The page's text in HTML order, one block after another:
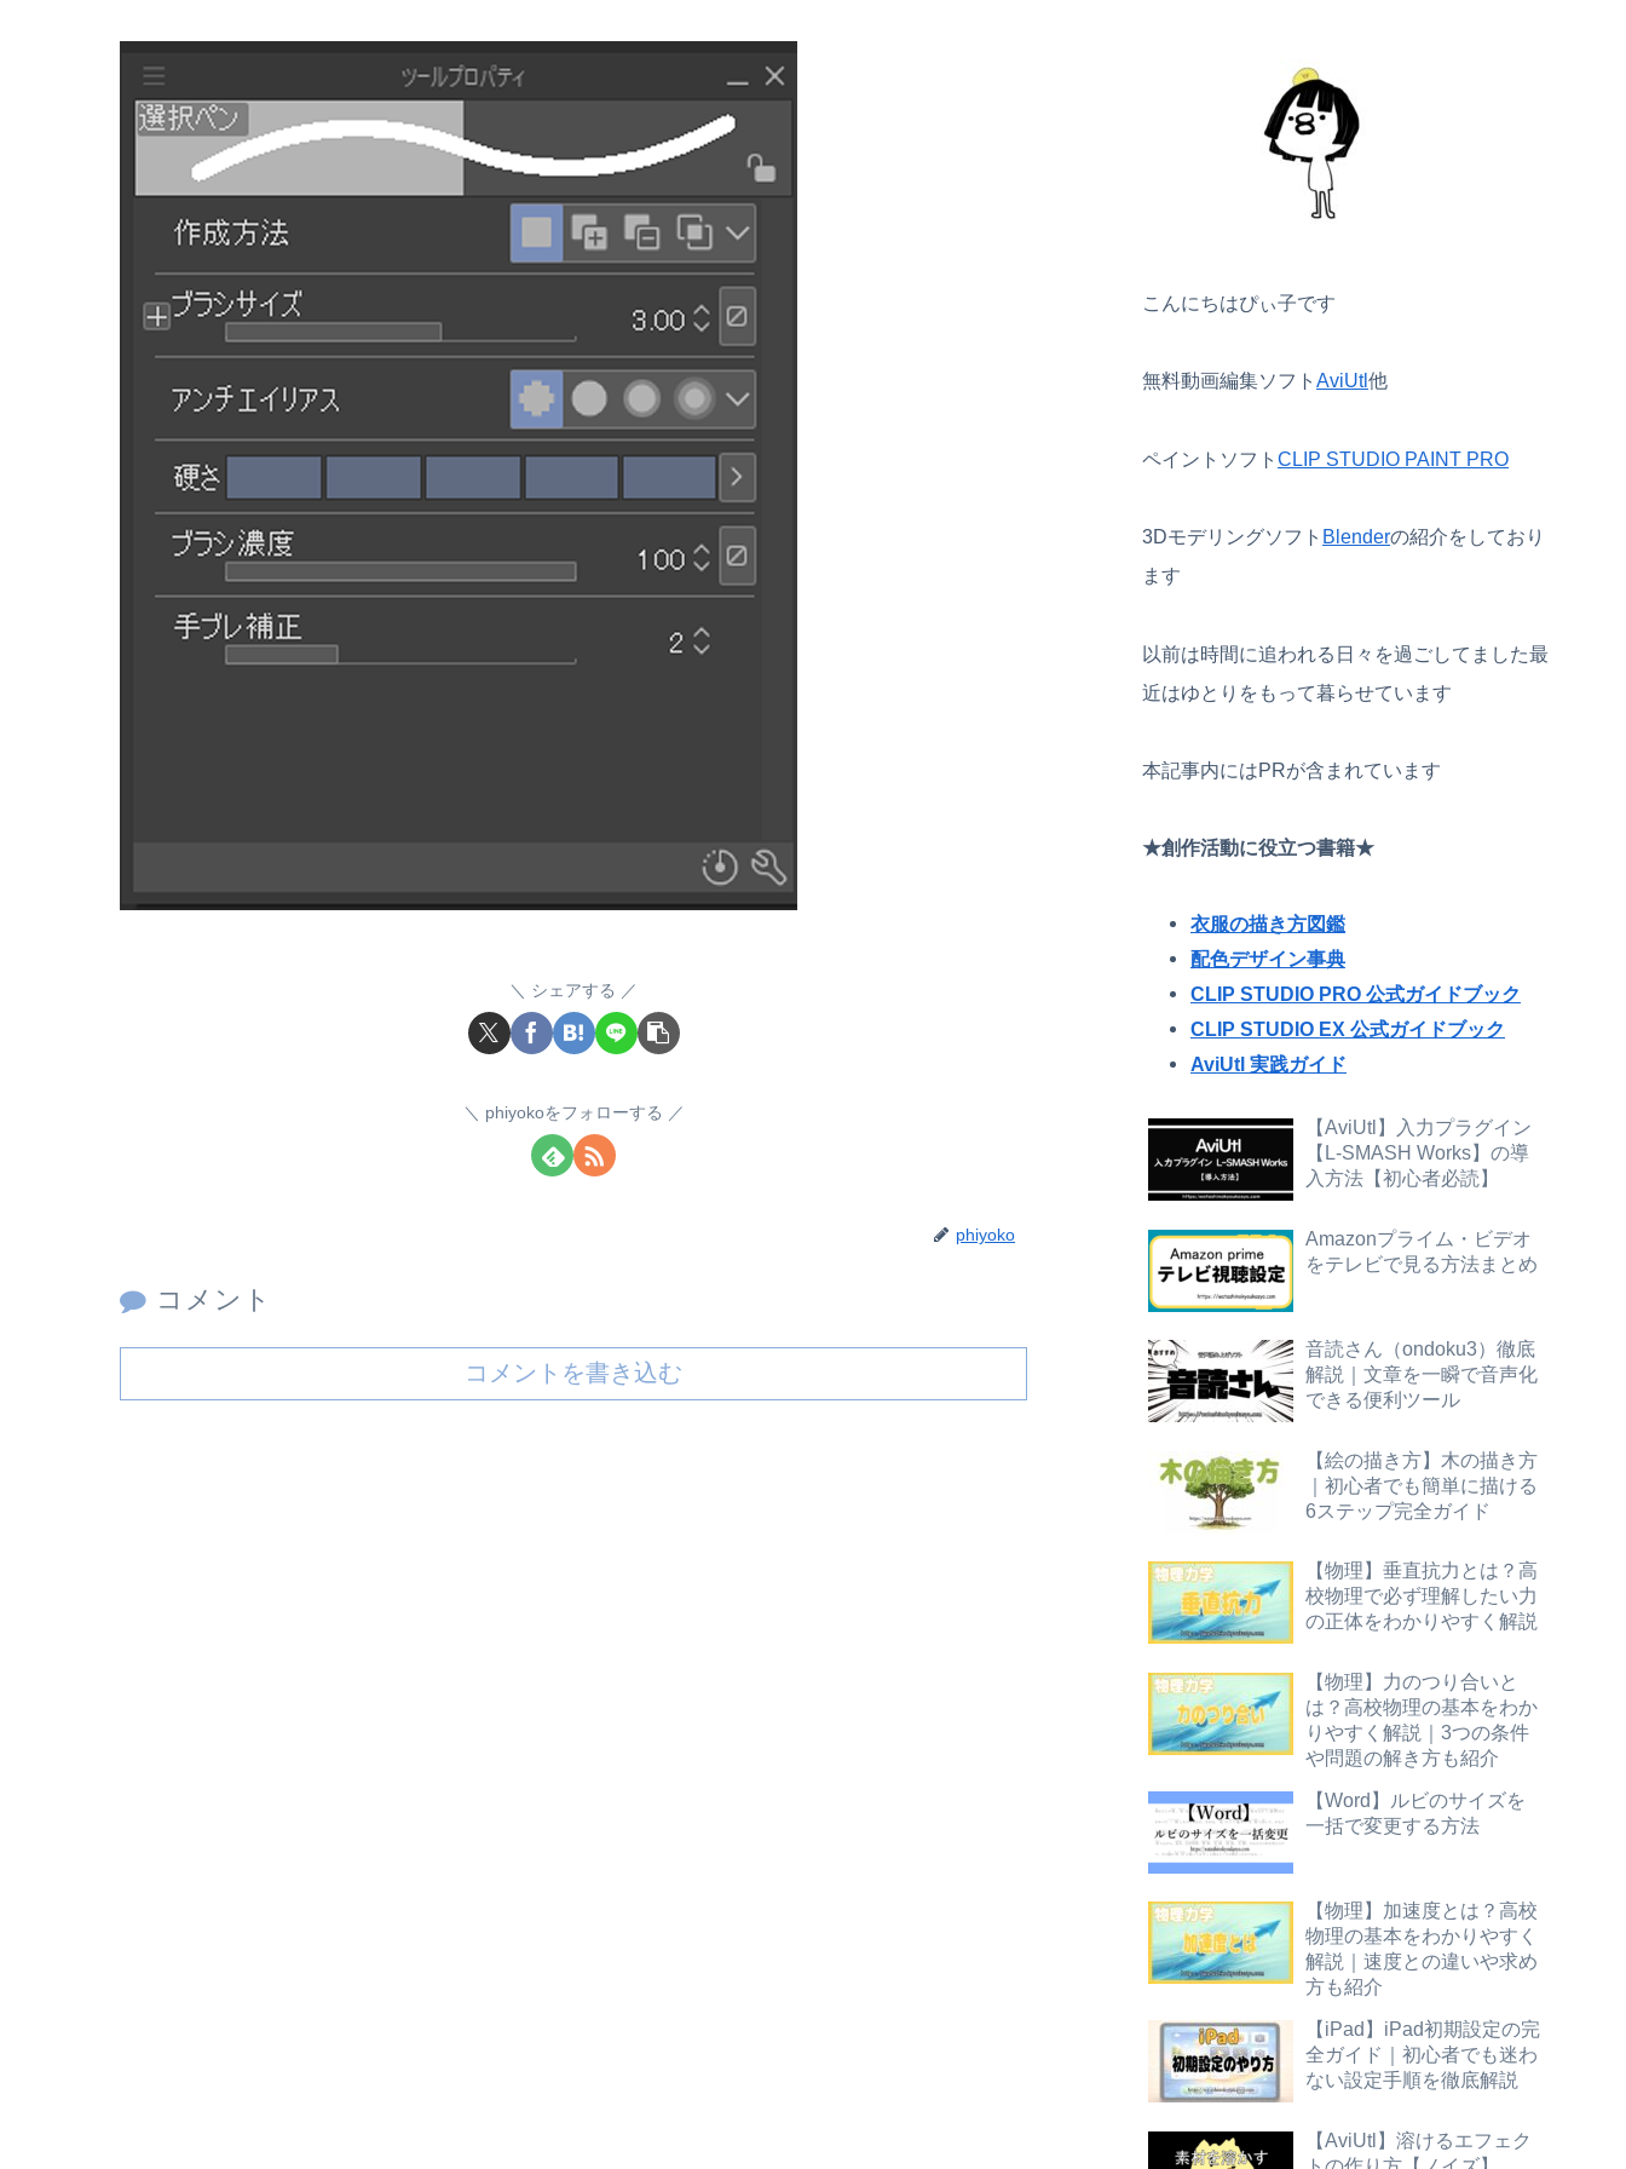
シェアする
phiyokoをフォローする
phiyoko
コメント
コメントを書き込む
こんにちはぴぃ子です
無料動画編集ソフト AviUtl他
ペイントソフト CLIP STUDIO PAINT PRO
3Dモデリングソフト Blenderの紹介をしており
ます
以前は時間に追われる日々を過ごしてました最
近はゆとりをもって暮らせています
本記事内にはPRが含まれています
★創作活動に役立つ書籍★
衣服の描き方図鑑
配色デザイン事典
CLIP STUDIO PRO 公式ガイドブック
CLIP STUDIO EX 公式ガイドブック
AviUtl 実践ガイド
【AviUtl】入力プラグイン
【L-SMASH Works】の導
入方法【初心者必読】
Amazonプライム・ビデオ
をテレビで見る方法まとめ
音読さん（ondoku3）徹底
解説｜文章を一瞬で音声化
できる便利ツール
【絵の描き方】木の描き方
｜初心者でも簡単に描ける
6ステップ完全ガイド
【物理】垂直抗力とは？高
校物理で必ず理解したい力
の正体をわかりやすく解説
【物理】力のつり合いと
は？高校物理の基本をわか
りやすく解説｜3つの条件
や問題の解き方も紹介
【Word】ルビのサイズを
一括で変更する方法
【物理】加速度とは？高校
物理の基本をわかりやすく
解説｜速度との違いや求め
方も紹介
【iPad】iPad初期設定の完
全ガイド｜初心者でも迷わ
ない設定手順を徹底解説
【AviUtl】溶けるエフェク